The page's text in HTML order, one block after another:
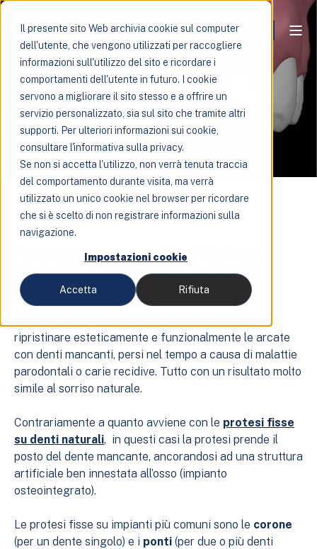
Il presente sito Web archivia cookie sul computer
dell'utente, che vengono utilizzati per raccogliere
informazioni sull'utilizzo del sito e ricordare i
comportamenti dell'utente in futuro. I cookie
servono a migliorare il sito stesso e a offrire un
servizio personalizzato, sia sul sito che tramite altri
supporti. Per ulteriori informazioni sui cookie,
consultare l'informativa sulla privacy.
Se non si accetta l'utilizzo, non verrà tenuta traccia
del comportamento durante visita, ma verrà
utilizzato un unico cookie nel browser per ricordare
che si è scelto di non registrare informazioni sulla
navigazione.
Impostazioni cookie
Accetta Rifiuta
Protesi fisse su
impianti
Presso lo studio medico dentistico MB offriamo
tecniche diprotesi fisse su impianti.
ripristinare esteticamente e funzionalmente le arcate
con denti mancanti, persi nel tempo a causa di malattie
parodontali o carie recidive. Tutto con un risultato molto
simile al sorriso naturale.
Contrariamente a quanto avviene con le protesi fisse
su denti naturali, in questi casi la protesi prende il
posto del dente mancante, ancorandosi ad una struttura
artificiale ben innestata all’osso (impianto
osteointegrato).
Le protesi fisse su impianti più comuni sono le corone
(per un dente singolo) e i ponti (per due o più denti